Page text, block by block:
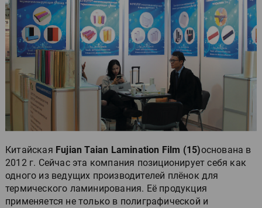
Китайская Fujian Taian Lamination Film (15)основана в
2012 г. Сейчас эта компания позиционирует себя как
одного из ведущих производителей плёнок для
термического ламинирования. Её продукция
применяется не только в полиграфической и